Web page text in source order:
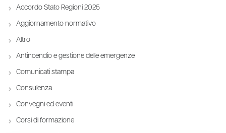
Accordo Stato Regioni 2025
Aggiornamento normativo
Altro
Antincendio e gestione delle emergenze
Comunicati stampa
Consulenza
Convegni ed eventi
Corsi di formazione